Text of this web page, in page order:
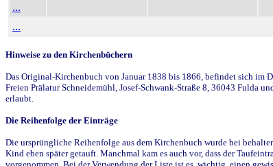
...
...
Hinweise zu den Kirchenbüchern
Das Original-Kirchenbuch von Januar 1838 bis 1866, befindet sich im
Freien Prälatur Schneidemühl, Josef-Schwank-Straße 8, 36043 Fulda
erlaubt.
Die Reihenfolge der Einträge
Die ursprüngliche Reihenfolge aus dem Kirchenbuch wurde bei
Kind eben später getauft. Manchmal kam es auch vor, dass der